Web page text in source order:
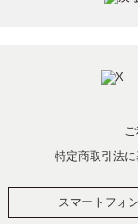
特定商取引法
スマートフォ